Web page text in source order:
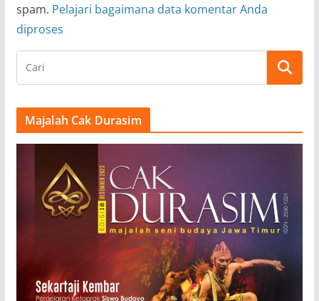
spam. Pelajari bagaimana data komentar Anda
diproses
Majalah Cak Durasim